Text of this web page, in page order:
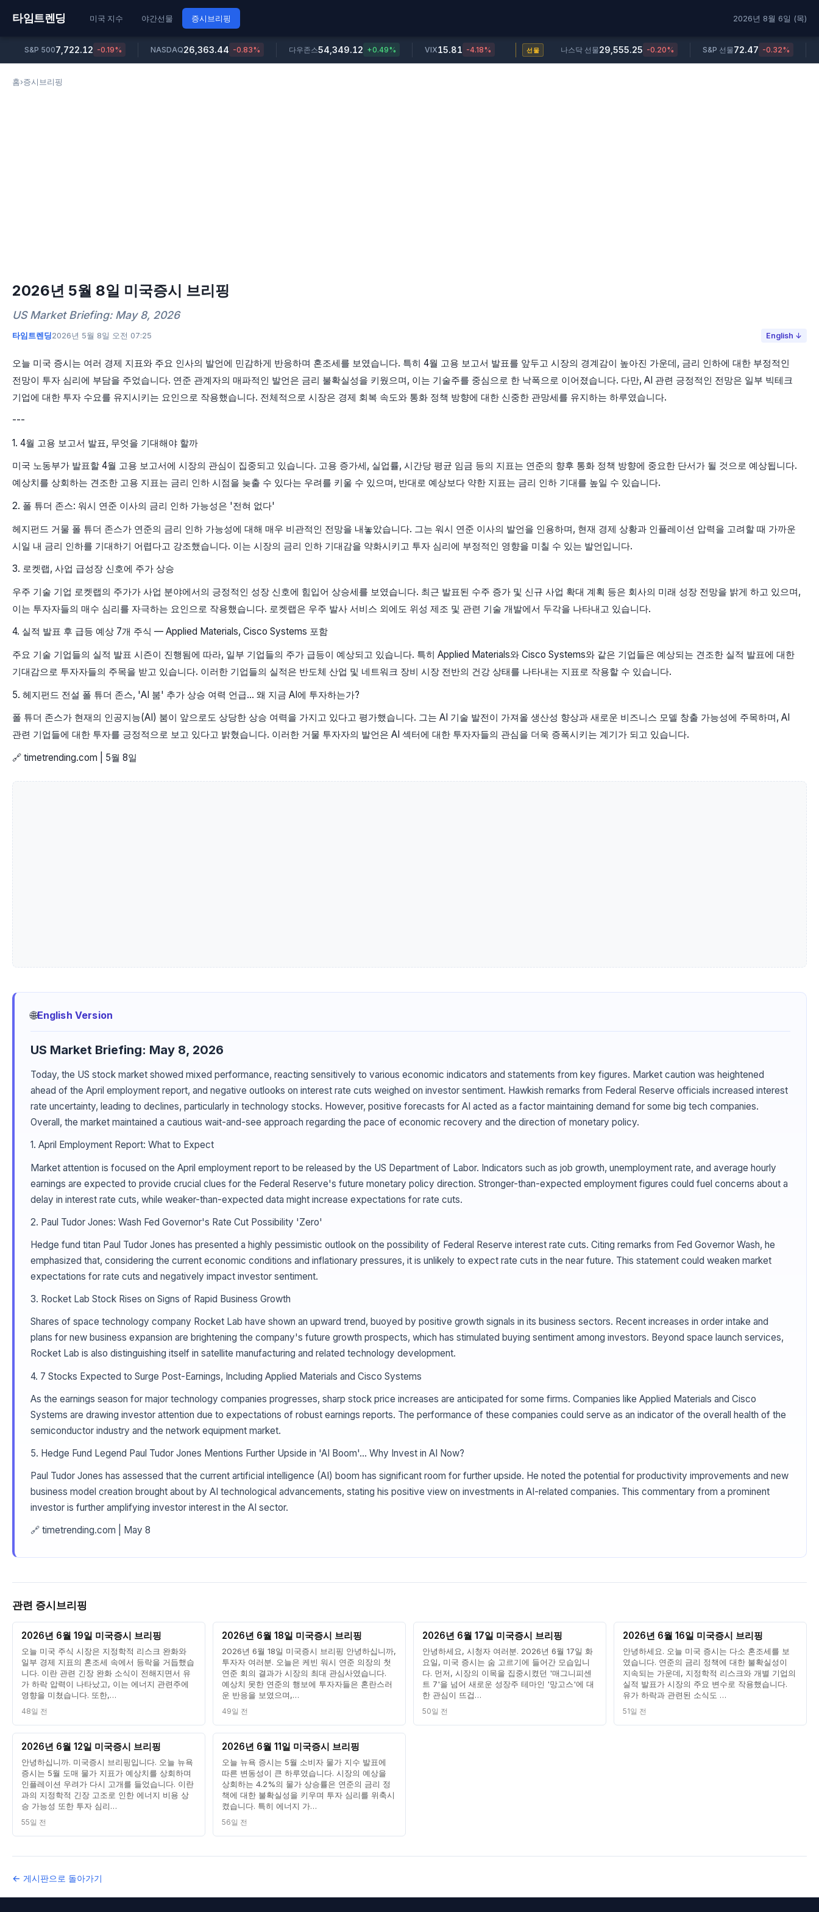
타임트렌딩 미국 지수 야간선물 증시브리핑 2026년 8월 6일 (목)
S&P 5007,722.12 -0.19% NASDAQ26,363.44 -0.83% 다우존스54,349.12 +0.49% VIX15.81 -4.18% 선물 나스닥 선물29,555.25 -0.20% S&P 선물72.47 -0.32%
홈›증시브리핑
2026년 5월 8일 미국증시 브리핑
US Market Briefing: May 8, 2026
타임트렌딩2026년 5월 8일 오전 07:25 English ↓
오늘 미국 증시는 여러 경제 지표와 주요 인사의 발언에 민감하게 반응하며 혼조세를 보였습니다. 특히 4월 고용 보고서 발표를 앞두고 시장의 경계감이 높아진 가운데, 금리 인하에 대한 부정적인
전망이 투자 심리에 부담을 주었습니다. 연준 관계자의 매파적인 발언은 금리 불확실성을 키웠으며, 이는 기술주를 중심으로 한 낙폭으로 이어졌습니다. 다만, AI 관련 긍정적인 전망은 일부 빅테크
기업에 대한 투자 수요를 유지시키는 요인으로 작용했습니다. 전체적으로 시장은 경제 회복 속도와 통화 정책 방향에 대한 신중한 관망세를 유지하는 하루였습니다.
---
1. 4월 고용 보고서 발표, 무엇을 기대해야 할까
미국 노동부가 발표할 4월 고용 보고서에 시장의 관심이 집중되고 있습니다. 고용 증가세, 실업률, 시간당 평균 임금 등의 지표는 연준의 향후 통화 정책 방향에 중요한 단서가 될 것으로 예상됩니다.
예상치를 상회하는 견조한 고용 지표는 금리 인하 시점을 늦출 수 있다는 우려를 키울 수 있으며, 반대로 예상보다 약한 지표는 금리 인하 기대를 높일 수 있습니다.
2. 폴 튜더 존스: 워시 연준 이사의 금리 인하 가능성은 '전혀 없다'
헤지펀드 거물 폴 튜더 존스가 연준의 금리 인하 가능성에 대해 매우 비관적인 전망을 내놓았습니다. 그는 워시 연준 이사의 발언을 인용하며, 현재 경제 상황과 인플레이션 압력을 고려할 때 가까운
시일 내 금리 인하를 기대하기 어렵다고 강조했습니다. 이는 시장의 금리 인하 기대감을 약화시키고 투자 심리에 부정적인 영향을 미칠 수 있는 발언입니다.
3. 로켓랩, 사업 급성장 신호에 주가 상승
우주 기술 기업 로켓랩의 주가가 사업 분야에서의 긍정적인 성장 신호에 힘입어 상승세를 보였습니다. 최근 발표된 수주 증가 및 신규 사업 확대 계획 등은 회사의 미래 성장 전망을 밝게 하고 있으며,
이는 투자자들의 매수 심리를 자극하는 요인으로 작용했습니다. 로켓랩은 우주 발사 서비스 외에도 위성 제조 및 관련 기술 개발에서 두각을 나타내고 있습니다.
4. 실적 발표 후 급등 예상 7개 주식 — Applied Materials, Cisco Systems 포함
주요 기술 기업들의 실적 발표 시즌이 진행됨에 따라, 일부 기업들의 주가 급등이 예상되고 있습니다. 특히 Applied Materials와 Cisco Systems와 같은 기업들은 예상되는 견조한 실적 발표에 대한
기대감으로 투자자들의 주목을 받고 있습니다. 이러한 기업들의 실적은 반도체 산업 및 네트워크 장비 시장 전반의 건강 상태를 나타내는 지표로 작용할 수 있습니다.
5. 헤지펀드 전설 폴 튜더 존스, 'AI 붐' 추가 상승 여력 언급… 왜 지금 AI에 투자하는가?
폴 튜더 존스가 현재의 인공지능(AI) 붐이 앞으로도 상당한 상승 여력을 가지고 있다고 평가했습니다. 그는 AI 기술 발전이 가져올 생산성 향상과 새로운 비즈니스 모델 창출 가능성에 주목하며, AI
관련 기업들에 대한 투자를 긍정적으로 보고 있다고 밝혔습니다. 이러한 거물 투자자의 발언은 AI 섹터에 대한 투자자들의 관심을 더욱 증폭시키는 계기가 되고 있습니다.
🔗 timetrending.com | 5월 8일
🌐English Version
US Market Briefing: May 8, 2026
Today, the US stock market showed mixed performance, reacting sensitively to various economic indicators and statements from key figures. Market caution was heightened
ahead of the April employment report, and negative outlooks on interest rate cuts weighed on investor sentiment. Hawkish remarks from Federal Reserve officials increased interest
rate uncertainty, leading to declines, particularly in technology stocks. However, positive forecasts for AI acted as a factor maintaining demand for some big tech companies.
Overall, the market maintained a cautious wait-and-see approach regarding the pace of economic recovery and the direction of monetary policy.
1. April Employment Report: What to Expect
Market attention is focused on the April employment report to be released by the US Department of Labor. Indicators such as job growth, unemployment rate, and average hourly
earnings are expected to provide crucial clues for the Federal Reserve's future monetary policy direction. Stronger-than-expected employment figures could fuel concerns about a
delay in interest rate cuts, while weaker-than-expected data might increase expectations for rate cuts.
2. Paul Tudor Jones: Wash Fed Governor's Rate Cut Possibility 'Zero'
Hedge fund titan Paul Tudor Jones has presented a highly pessimistic outlook on the possibility of Federal Reserve interest rate cuts. Citing remarks from Fed Governor Wash, he
emphasized that, considering the current economic conditions and inflationary pressures, it is unlikely to expect rate cuts in the near future. This statement could weaken market
expectations for rate cuts and negatively impact investor sentiment.
3. Rocket Lab Stock Rises on Signs of Rapid Business Growth
Shares of space technology company Rocket Lab have shown an upward trend, buoyed by positive growth signals in its business sectors. Recent increases in order intake and
plans for new business expansion are brightening the company's future growth prospects, which has stimulated buying sentiment among investors. Beyond space launch services,
Rocket Lab is also distinguishing itself in satellite manufacturing and related technology development.
4. 7 Stocks Expected to Surge Post-Earnings, Including Applied Materials and Cisco Systems
As the earnings season for major technology companies progresses, sharp stock price increases are anticipated for some firms. Companies like Applied Materials and Cisco
Systems are drawing investor attention due to expectations of robust earnings reports. The performance of these companies could serve as an indicator of the overall health of the
semiconductor industry and the network equipment market.
5. Hedge Fund Legend Paul Tudor Jones Mentions Further Upside in 'AI Boom'… Why Invest in AI Now?
Paul Tudor Jones has assessed that the current artificial intelligence (AI) boom has significant room for further upside. He noted the potential for productivity improvements and new
business model creation brought about by AI technological advancements, stating his positive view on investments in AI-related companies. This commentary from a prominent
investor is further amplifying investor interest in the AI sector.
🔗 timetrending.com | May 8
관련 증시브리핑
2026년 6월 19일 미국증시 브리핑
오늘 미국 주식 시장은 지정학적 리스크 완화와
일부 경제 지표의 혼조세 속에서 등락을 거듭했습
니다. 이란 관련 긴장 완화 소식이 전해지면서 유
가 하락 압력이 나타났고, 이는 에너지 관련주에
영향을 미쳤습니다. 또한,…
48일 전
2026년 6월 18일 미국증시 브리핑
2026년 6월 18일 미국증시 브리핑 안녕하십니까,
투자자 여러분. 오늘은 케빈 워시 연준 의장의 첫
연준 회의 결과가 시장의 최대 관심사였습니다.
예상치 못한 연준의 행보에 투자자들은 혼란스러
운 반응을 보였으며,…
49일 전
2026년 6월 17일 미국증시 브리핑
안녕하세요, 시청자 여러분. 2026년 6월 17일 화
요일, 미국 증시는 숨 고르기에 들어간 모습입니
다. 먼저, 시장의 이목을 집중시켰던 '매그니피센
트 7'을 넘어 새로운 성장주 테마인 '망고스'에 대
한 관심이 뜨겁…
50일 전
2026년 6월 16일 미국증시 브리핑
안녕하세요. 오늘 미국 증시는 다소 혼조세를 보
였습니다. 연준의 금리 정책에 대한 불확실성이
지속되는 가운데, 지정학적 리스크와 개별 기업의
실적 발표가 시장의 주요 변수로 작용했습니다.
유가 하락과 관련된 소식도 …
51일 전
2026년 6월 12일 미국증시 브리핑
안녕하십니까. 미국증시 브리핑입니다. 오늘 뉴욕
증시는 5월 도매 물가 지표가 예상치를 상회하며
인플레이션 우려가 다시 고개를 들었습니다. 이란
과의 지정학적 긴장 고조로 인한 에너지 비용 상
승 가능성 또한 투자 심리…
55일 전
2026년 6월 11일 미국증시 브리핑
오늘 뉴욕 증시는 5월 소비자 물가 지수 발표에
따른 변동성이 큰 하루였습니다. 시장의 예상을
상회하는 4.2%의 물가 상승률은 연준의 금리 정
책에 대한 불확실성을 키우며 투자 심리를 위축시
켰습니다. 특히 에너지 가…
56일 전
← 게시판으로 돌아가기